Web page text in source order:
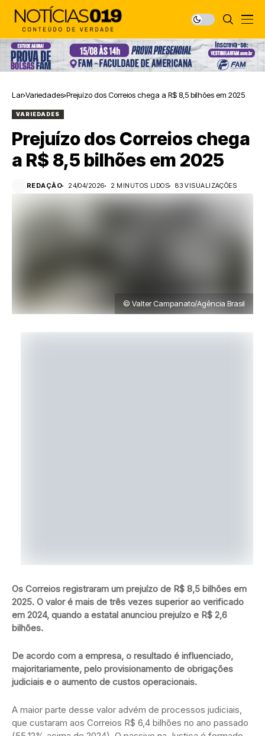
Lar Variedades Prejuízo dos Correios chega a R$ 8,5 bilhões em 2025
VARIEDADES
Prejuízo dos Correios chega
a R$ 8,5 bilhões em 2025
REDAÇÃO 24/04/2026 2 MINUTOS LIDOS 83 VISUALIZAÇÕES
© Valter Campanato/Agência Brasil
Os Correios registraram um prejuízo de R$ 8,5 bilhões em
2025. O valor é mais de três vezes superior ao verificado
em 2024, quando a estatal anunciou prejuízo e R$ 2,6
bilhões.
De acordo com a empresa, o resultado é influenciado,
majoritariamente, pelo provisionamento de obrigações
judiciais e o aumento de custos operacionais.
A maior parte desse valor advém de processos judiciais,
que custaram aos Correios R$ 6,4 bilhões no ano passado